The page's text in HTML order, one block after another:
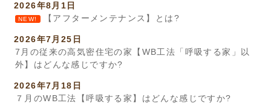
2026年8月1日
NEW! 【アフターメンテナンス】とは?
2026年7月25日
7月の従来の高気密住宅の家【WB工法「呼吸する家」以
外】はどんな感じですか?
2026年7月18日
７月のWB工法【呼吸する家】はどんな感じですか?